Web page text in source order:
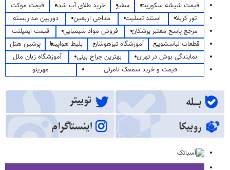
قیمت شیشه سکوریت سفیر خرید طلای آب شده
قیمت موکت
تور کربلا
استند تسلیت مداحی اربعین
دوربین مداربسته
مرجع پاسخ معتبر پزشکان
فروش مواد شیمیایی
قیمت ایمپلنت
قطعات لباسشویی
آموزشگاه تیزهوشان بلیط هواپیما
پرشین هتل
نمایندگی بوش در تهران
بهترین جراح بینی
آموزشگاه زبان ملل
قیمت و خرید سمعک نامرئی
مهرینو